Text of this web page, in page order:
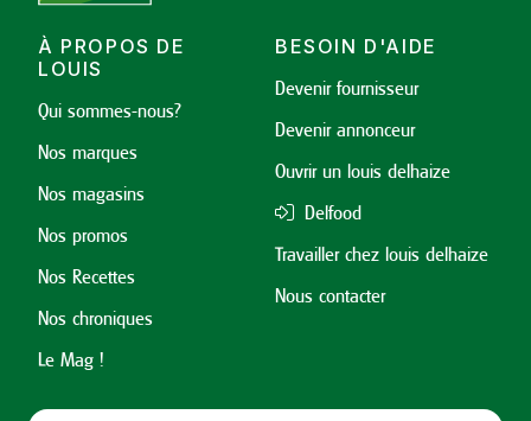
À PROPOS DE
LOUIS
Qui sommes-nous?
Nos marques
Nos magasins
Nos promos
Nos Recettes
Nos chroniques
Le Mag !
BESOIN D'AIDE
Devenir fournisseur
Devenir annonceur
Ouvrir un louis delhaize
Delfood
Travailler chez louis delhaize
Nous contacter